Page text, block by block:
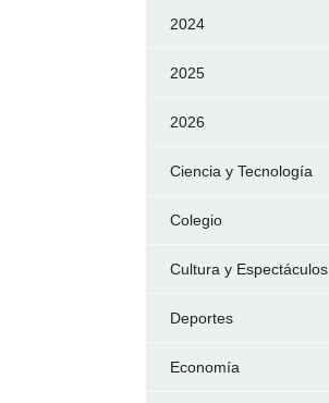
2024
2025
2026
Ciencia y Tecnología
Colegio
Cultura y Espectáculos
Deportes
Economía